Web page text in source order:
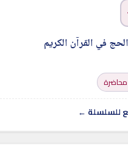
في القرآن الكريم
للسلسلة ←